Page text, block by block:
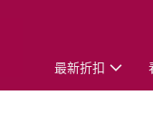
最新折扣